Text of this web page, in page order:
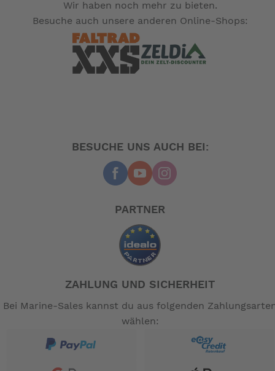
Wir haben noch mehr zu bieten.
Besuche auch unsere anderen Online-Shops:
BESUCHE UNS AUCH BEI:
PARTNER
ZAHLUNG UND SICHERHEIT
Bei Marine-Sales kannst du aus folgenden
wählen: